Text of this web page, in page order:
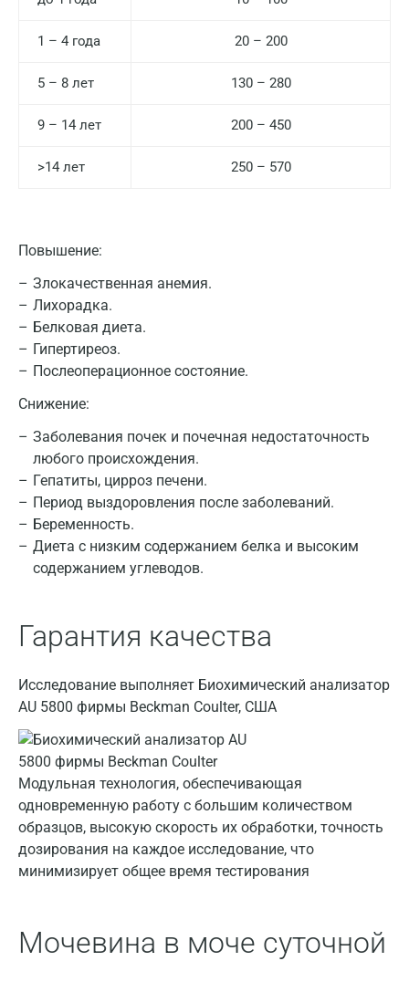
1 – 4 года 20 – 200
5 – 8 лет 130 – 280
9 – 14 лет 200 – 450
>14 лет 250 – 570
Повышение:
Злокачественная анемия.
Лихорадка.
Белковая диета.
Гипертиреоз.
Послеоперационное состояние.
Снижение:
Заболевания почек и почечная недостаточность
любого происхождения.
Гепатиты, цирроз печени.
Период выздоровления после заболеваний.
Беременность.
Диета с низким содержанием белка и высоким
содержанием углеводов.
Гарантия качества
Исследование выполняет Биохимический анализатор
AU 5800 фирмы Beckman Coulter, США
Модульная технология, обеспечивающая
одновременную работу с большим количеством
образцов, высокую скорость их обработки, точность
дозирования на каждое исследование, что
минимизирует общее время тестирования
Мочевина в моче суточной
Санкт-Петербург
Нижний Новгород
Казань
Альметьевск
Армавир
Астрахань
Балашиха
Брянск
Видное
Владимир
Волгоград
Волжский
Вологда
Воронеж
Гатчина